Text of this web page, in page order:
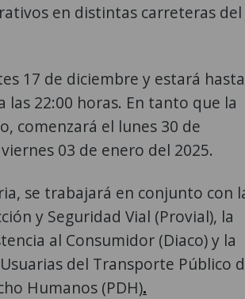
en distintas carreteras del
17 de diciembre y estará hasta
las 22:00 horas. En tanto que la
comenzará el lunes 30 de
03 de enero del 2025.
se trabajará en conjunto con
y Seguridad Vial (Provial), la
al Consumidor (Diaco) y la
del Transporte Público
Humanos (PDH).